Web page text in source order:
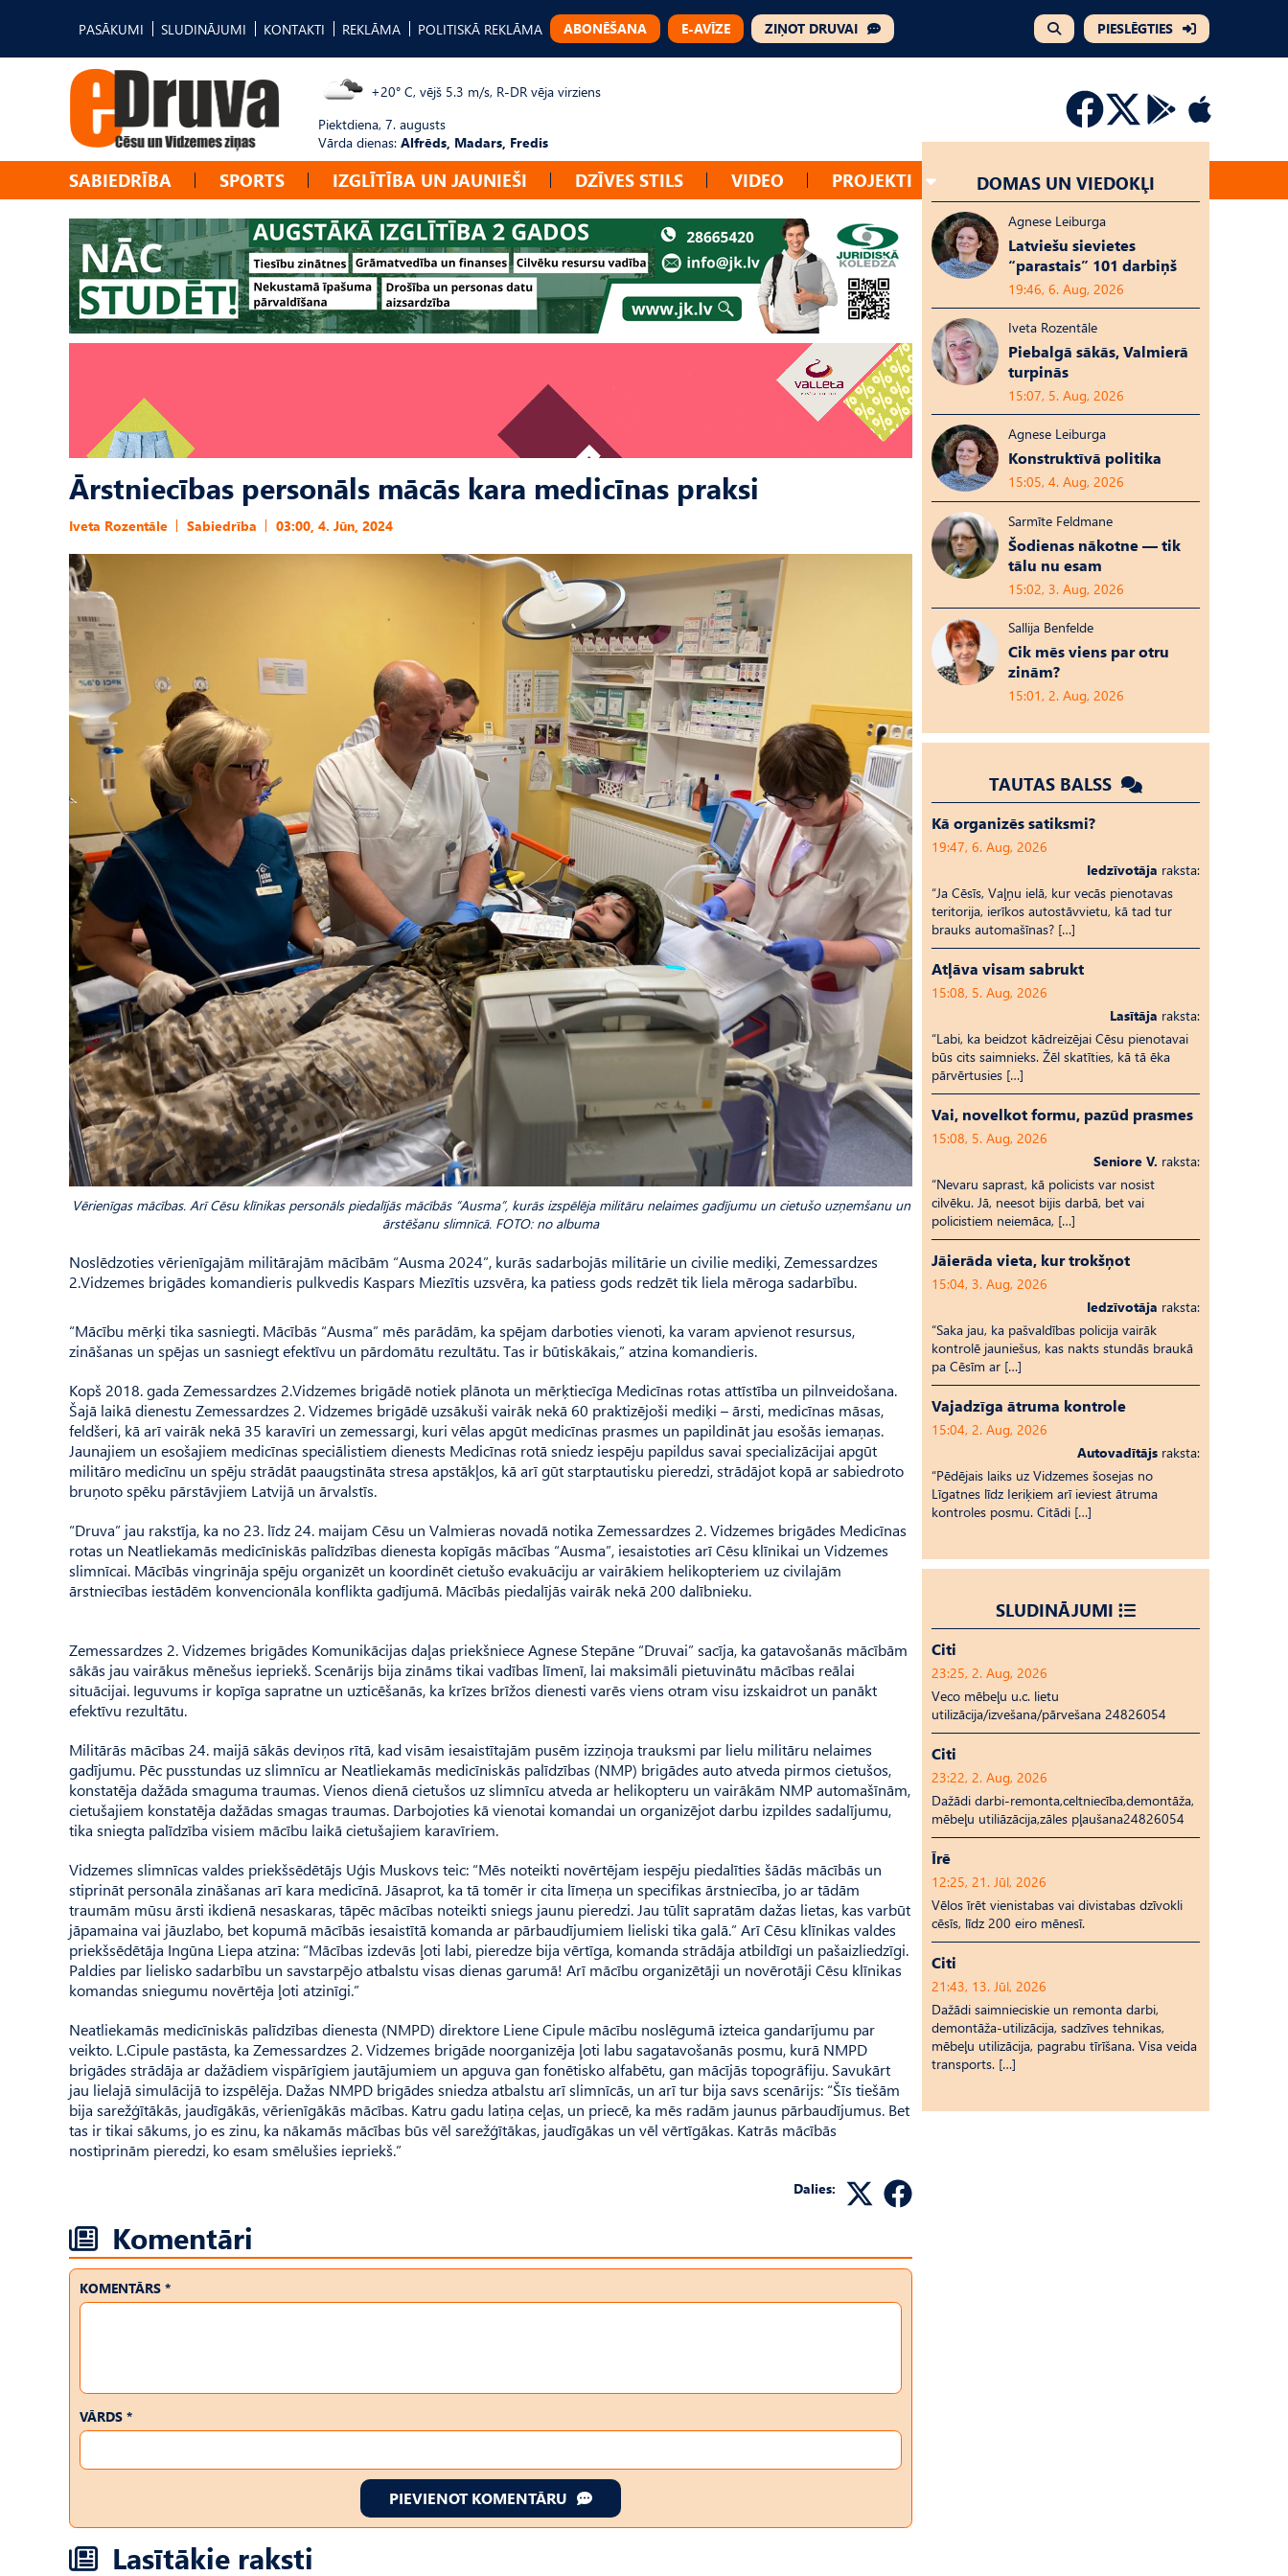
PASĀKUMI SLUDINĀJUMI KONTAKTI REKLĀMA POLITISKĀ REKLĀMA ABONĒŠANA E-AVĪZE ZIŅOT DRUVAI PIESLĒGTIES
+20° C, vējš 5.3 m/s, R-DR vēja virziens
Piektdiena, 7. augusts
Vārda dienas: Alfrēds, Madars, Fredis
SABIEDRĪBA SPORTS IZGLĪTĪBA UN JAUNIEŠI DZĪVES STILS VIDEO PROJEKTI
Ārstniecības personāls mācās kara medicīnas praksi
Iveta Rozentāle Sabiedrība 03:00, 4. Jūn, 2024
Vērienīgas mācības. Arī Cēsu klīnikas personāls piedalījās mācībās “Ausma”, kurās izspēlēja militāru nelaimes gadījumu un cietušo uzņemšanu un
ārstēšanu slimnīcā. FOTO: no albuma
Noslēdzoties vērienīgajām militārajām mācībām “Ausma 2024”, kurās sadarbojās militārie un civilie mediķi, Zemessardzes
2.Vidzemes brigādes komandieris pulkvedis Kaspars Miezītis uzsvēra, ka patiess gods redzēt tik liela mēroga sadarbību.
“Mācību mērķi tika sasniegti. Mācībās “Ausma” mēs parādām, ka spējam darboties vienoti, ka varam apvienot resursus,
zināšanas un spējas un sasniegt efektīvu un pārdomātu rezultātu. Tas ir būtiskākais,” atzina komandieris.
Kopš 2018. gada Zemessardzes 2.Vidzemes brigādē notiek plānota un mērķtiecīga Medicīnas rotas attīstība un pilnveidošana.
Šajā laikā dienestu Zemessardzes 2. Vidzemes brigādē uzsākuši vairāk nekā 60 praktizējoši mediķi – ārsti, medicīnas māsas,
feldšeri, kā arī vairāk nekā 35 karavīri un zemessargi, kuri vēlas apgūt medicīnas prasmes un papildināt jau esošās iemaņas.
Jaunajiem un esošajiem medicīnas speciālistiem dienests Medicīnas rotā sniedz iespēju papildus savai specializācijai apgūt
militāro medicīnu un spēju strādāt paaugstināta stresa apstākļos, kā arī gūt starptautisku pieredzi, strādājot kopā ar sabiedroto
bruņoto spēku pārstāvjiem Latvijā un ārvalstīs.
“Druva” jau rakstīja, ka no 23. līdz 24. maijam Cēsu un Val­mieras novadā notika Zemes­sardzes 2. Vidzemes brigādes Medicīnas
rotas un Neatliekamās medicīniskās palīdzības dienesta kopīgās mācības “Ausma”, iesaistoties arī Cēsu klīnikai un Vidzemes
slimnīcai. Mācībās vingrināja spēju organizēt un koordinēt cietušo evakuāciju ar vairākiem helikopteriem uz civilajām
ārstniecības iestādēm konvencionāla konflikta gadījumā. Mācībās piedalījās vairāk nekā 200 dalībnieku.
Zemessardzes 2. Vidzemes brigādes Komunikācijas daļas priekšniece Agnese Stepāne “Dru­vai” sacīja, ka gatavošanās mācībām
sākās jau vairākus mēnešus iepriekš. Scenārijs bija zināms tikai vadības līmenī, lai maksimāli pietuvinātu mācības reālai
situācijai. Ieguvums ir kopīga sapratne un uzticēšanās, ka krīzes brīžos dienesti varēs viens otram visu izskaidrot un panākt
efektīvu rezultātu.
Militārās mācības 24. maijā sākās deviņos rītā, kad visām iesaistītajām pusēm izziņoja trauksmi par lielu militāru nelaimes
gadījumu. Pēc pusstundas uz slimnīcu ar Neatliekamās medicīniskās palīdzības (NMP) brigādes auto atveda pirmos cietušos,
konstatēja dažāda smaguma traumas. Vienos dienā cietušos uz slimnīcu atveda ar helikopteru un vairākām NMP automašīnām,
cietušajiem konstatēja dažādas smagas traumas. Darbojoties kā vienotai komandai un organizējot darbu izpildes sadalījumu,
tika sniegta palīdzība visiem mācību laikā cietušajiem karavīriem.
Vidzemes slimnīcas valdes priekšsēdētājs Uģis Muskovs teic: “Mēs noteikti novērtējam iespēju piedalīties šādās mācībās un
stiprināt personāla zināšanas arī kara medicīnā. Jāsaprot, ka tā tomēr ir cita līmeņa un specifikas ārstniecība, jo ar tādām
traumām mūsu ārsti ikdienā nesaskaras, tāpēc mācības noteikti sniegs jaunu pieredzi. Jau tūlīt sapratām dažas lietas, kas varbūt
jāpamaina vai jāuzlabo, bet kopumā mācībās iesaistītā komanda ar pārbaudījumiem lieliski tika galā.” Arī Cēsu klīnikas valdes
priekšsēdētāja Ingūna Liepa atzina: “Mācības izdevās ļoti labi, pieredze bija vērtīga, komanda strādāja atbildīgi un pašaizliedzīgi.
Paldies par lielisko sadarbību un savstarpējo atbalstu visas dienas garumā! Arī mācību organizētāji un novērotāji Cēsu klīnikas
komandas sniegumu novērtēja ļoti atzinīgi.”
Neatliekamās medicīniskās palīdzības dienesta (NMPD) direktore Liene Cipule mācību noslēgumā izteica gandarījumu par
veikto. L.Cipule pastāsta, ka Zemessardzes 2. Vidzemes brigāde noorganizēja ļoti labu sagatavošanās posmu, kurā NMPD
brigādes strādāja ar dažādiem vispārīgiem jautājumiem un apguva gan fonētisko alfabētu, gan mācījās topogrāfiju. Savukārt
jau lielajā simulācijā to izspēlēja. Dažas NMPD brigādes sniedza atbalstu arī slimnīcās, un arī tur bija savs scenārijs: “Šīs tiešām
bija sarežģītākās, jaudīgākās, vērienīgākās mācības. Katru gadu latiņa ceļas, un priecē, ka mēs radām jaunus pārbaudījumus. Bet
tas ir tikai sākums, jo es zinu, ka nākamās mācības būs vēl sarežģītākas, jaudīgākas un vēl vērtīgākas. Katrās mācībās
nostiprinām pieredzi, ko esam smēlušies iepriekš.”
Dalies:
Komentāri
KOMENTĀRS *
VĀRDS *
PIEVIENOT KOMENTĀRU
Lasītākie raksti
DOMAS UN VIEDOKĻI
Agnese Leiburga
Latviešu sievietes
“parastais” 101 darbiņš
19:46, 6. Aug, 2026
Iveta Rozentāle
Piebalgā sākās, Valmierā
turpinās
15:07, 5. Aug, 2026
Agnese Leiburga
Konstruktīvā politika
15:05, 4. Aug, 2026
Sarmīte Feldmane
Šodienas nākotne — tik
tālu nu esam
15:02, 3. Aug, 2026
Sallija Benfelde
Cik mēs viens par otru
zinām?
15:01, 2. Aug, 2026
TAUTAS BALSS
Kā organizēs satiksmi?
19:47, 6. Aug, 2026
Iedzīvotāja raksta:
“Ja Cēsīs, Vaļņu ielā, kur vecās pienotavas
teritorija, ierīkos autostāvvietu, kā tad tur
brauks automašīnas? […]
Atļāva visam sabrukt
15:08, 5. Aug, 2026
Lasītāja raksta:
“Labi, ka beidzot kādreizējai Cēsu pienotavai
būs cits saimnieks. Žēl skatīties, kā tā ēka
pārvērtusies […]
Vai, novelkot formu, pazūd prasmes
15:08, 5. Aug, 2026
Seniore V. raksta:
“Nevaru saprast, kā policists var nosist
cilvēku. Jā, neesot bijis darbā, bet vai
policistiem neiemāca, […]
Jāierāda vieta, kur trokšņot
15:04, 3. Aug, 2026
Iedzīvotāja raksta:
“Saka jau, ka pašvaldības policija vairāk
kontrolē jauniešus, kas nakts stundās braukā
pa Cēsīm ar […]
Vajadzīga ātruma kontrole
15:04, 2. Aug, 2026
Autovadītājs raksta:
“Pēdējais laiks uz Vid­ze­mes šosejas no
Līgatnes līdz Ieriķiem arī ieviest ātruma
kontroles posmu. Citādi […]
SLUDINĀJUMI
Citi
23:25, 2. Aug, 2026
Veco mēbeļu u.c. lietu
utilizācija/izvešana/pārvešana 24826054
Citi
23:22, 2. Aug, 2026
Dažādi darbi-remonta,celtniecība,demontāža,
mēbeļu utiliāzācija,zāles pļaušana24826054
Īrē
12:25, 21. Jūl, 2026
Vēlos īrēt vienistabas vai divistabas dzīvokli
cēsīs, līdz 200 eiro mēnesī.
Citi
21:43, 13. Jūl, 2026
Dažādi saimnieciskie un remonta darbi,
demontāža-utilizācija, sadzīves tehnikas,
mēbeļu utilizācija, pagrabu tīrīšana. Visa veida
transports. […]